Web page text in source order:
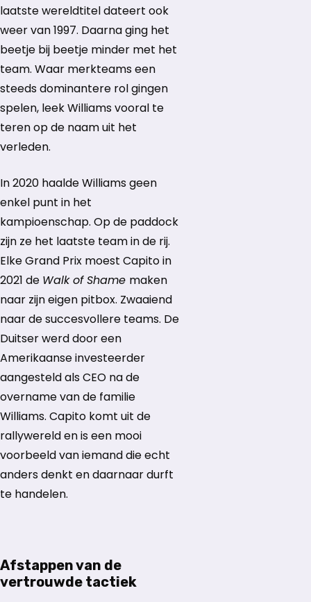
laatste wereldtitel dateert ook
weer van 1997. Daarna ging het
beetje bij beetje minder met het
team. Waar merkteams een
steeds dominantere rol gingen
spelen, leek Williams vooral te
teren op de naam uit het
verleden.
In 2020 haalde Williams geen
enkel punt in het
kampioenschap. Op de paddock
zijn ze het laatste team in de rij.
Elke Grand Prix moest Capito in
2021 de Walk of Shame maken
naar zijn eigen pitbox. Zwaaiend
naar de succesvollere teams. De
Duitser werd door een
Amerikaanse investeerder
aangesteld als CEO na de
overname van de familie
Williams. Capito komt uit de
rallywereld en is een mooi
voorbeeld van iemand die echt
anders denkt en daarnaar durft
te handelen.
Afstappen van de
vertrouwde tactiek